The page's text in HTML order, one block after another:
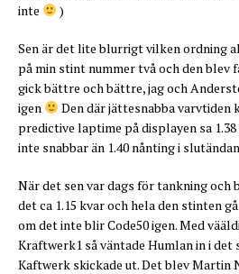
inte
)
Sen är det lite blurrigt vilken ordning
på min stint nummer två och den
gick bättre och bättre, jag och
igen
Den där jättesnabba varvtiden
predictive laptime på displayen sa
inte snabbar än 1.40 nånting i
När det sen var dags för tankning
det ca 1.15 kvar och hela den stinten
om det inte blir Code50 igen. Med
Kraftwerk1 så väntade Humlan in i det
Kaftwerk skickade ut. Det blev Martin